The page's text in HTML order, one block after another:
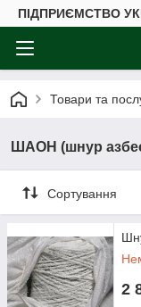
ПІДПРИЄМСТВО
Товари та
ШАОН (шнур
Сортування
2